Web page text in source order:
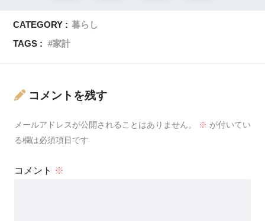
CATEGORY : 暮らし
TAGS :
家計
コメントを残す
メールアドレスが公開されることはありません。 ※ が付いてい
る欄は必須項目です
コメント ※